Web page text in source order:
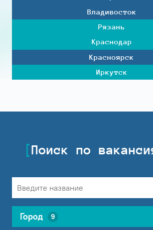
Владивосток
Рязань
Краснодар
Красноярск
Иркутск
Поиск по
Город 9